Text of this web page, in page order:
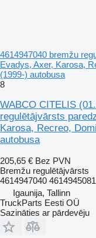
4614947040 bremžu
Evadys, Axer, Karosa,
(1999-) autobusa
8
WABCO CITELIS
regulētājvārsts
Karosa, Recreo,
autobusa
205,65 € Bez PVN
Bremžu regulētājvārsts
4614947040
Igaunija, Tallinn
TruckParts Eesti OÜ
Sazināties ar pārdevēju